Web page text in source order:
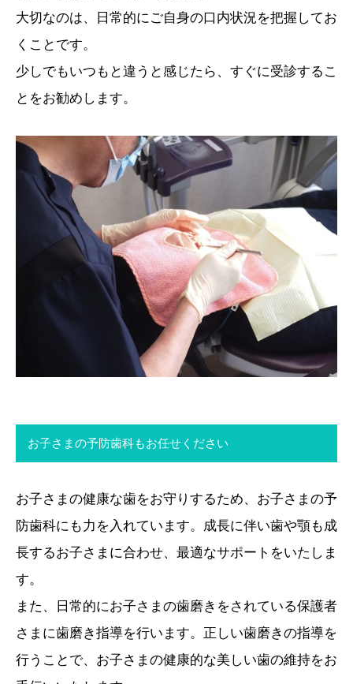
大切なのは、日常的にご自身の口内状況を把握してお
くことです。
少しでもいつもと違うと感じたら、すぐに受診するこ
とをお勧めします。
お子さまの予防歯科もお任せください
お子さまの健康な歯をお守りするため、お子さまの予
防歯科にも力を入れています。成長に伴い歯や顎も成
長するお子さまに合わせ、最適なサポートをいたしま
す。
また、日常的にお子さまの歯磨きをされている保護者
さまに歯磨き指導を行います。正しい歯磨きの指導を
行うことで、お子さまの健康的な美しい歯の維持をお